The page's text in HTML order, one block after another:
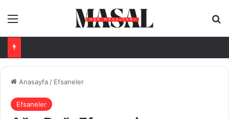
Menü
Anasayfa / Efsaneler
Efsaneler